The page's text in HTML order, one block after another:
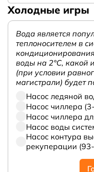
Холодные игры
Вода является
теплоносителем в
воды на 2°С, какой
(при условии
магистрали) будет
Насос ледяной
Насос чиллера
Насос чиллера
Насос воды
Насос контура
рекуперации